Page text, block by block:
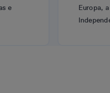
e
Europa,